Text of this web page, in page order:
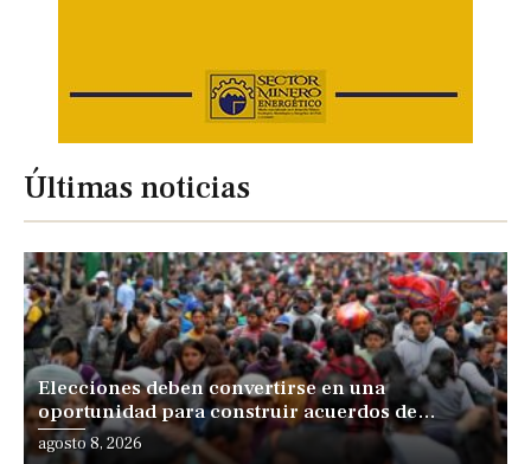
Últimas noticias
Elecciones deben convertirse en una
oportunidad para construir acuerdos de
desarrollo, sostiene especialista
agosto 8, 2026